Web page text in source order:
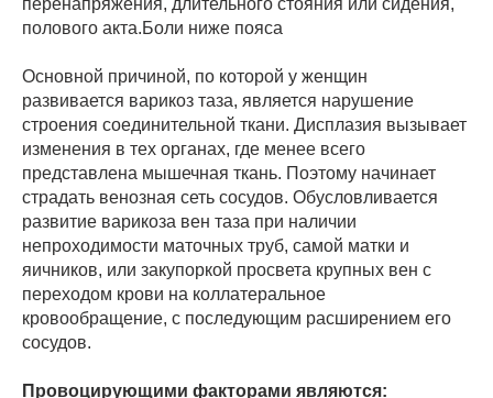
полового акта.Боли ниже пояса
Основной причиной, по которой у женщин
развивается варикоз таза, является нарушение
строения соединительной ткани. Дисплазия вызывает
изменения в тех органах, где менее всего
представлена мышечная ткань. Поэтому начинает
страдать венозная сеть сосудов. Обусловливается
развитие варикоза вен таза при наличии
непроходимости маточных труб, самой матки и
яичников, или закупоркой просвета крупных вен с
переходом крови на коллатеральное
кровообращение, с последующим расширением его
сосудов.
Провоцирующими факторами являются: